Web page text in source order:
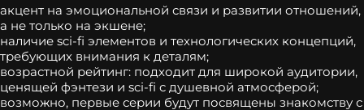
акцент на эмоциональной связи и развитии отношений,
а не только на экшене;
наличие sci‑fi элементов и технологических концепций,
требующих внимания к деталям;
возрастной рейтинг: подходит для широкой аудитории,
ценящей фэнтези и sci‑fi с душевной атмосферой;
возможно, первые серии будут посвящены знакомству с